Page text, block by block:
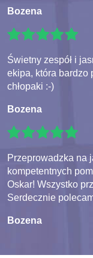
Bozena
Świetny zespół i
ekipa, która bardzo
chłopaki :-)
Bozena
Przeprowadzka na
kompetentnych
Oskar! Wszystko
Serdecznie
Bozena